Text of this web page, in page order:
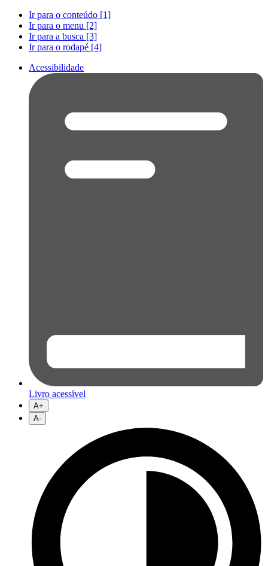
Ir para o conteúdo [1]
Ir para o menu [2]
Ir para a busca [3]
Ir para o rodapé [4]
Acessibilidade
Livro acessível
A+
A-